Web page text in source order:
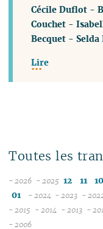
Cécile Duflot -
Couchet -
Becquet -Selda
Lire
Toutes les
- 2026 - 2025 12 11 10
01
- 2024 - 2023 -
- 2015 - 2014 - 2013 -
- 2006